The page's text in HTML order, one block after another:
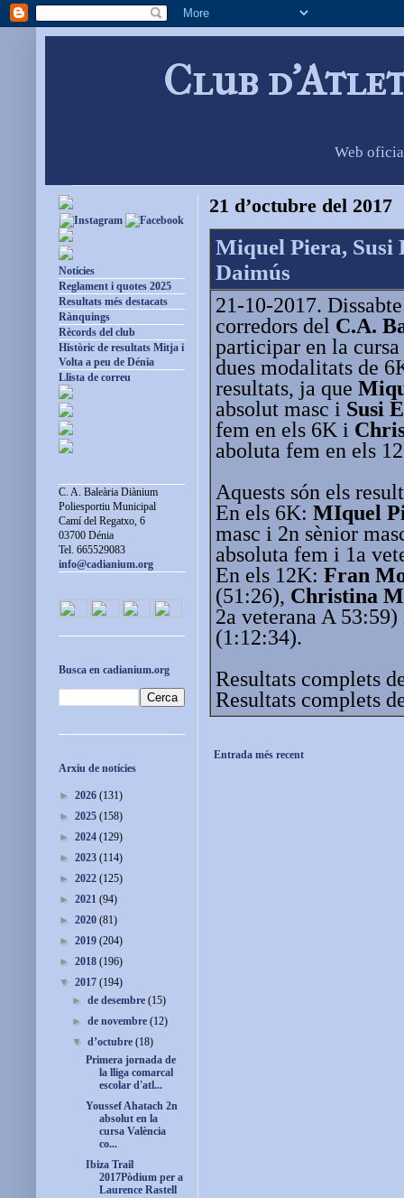
Club
Web
21 d’octubre del 2017
Miquel Piera, Susi
Daimús
21-10-2017.
corredors del C.A.
participar en la
dues modalitats de
resultats, ja que
absolut masc i Susi
fem en els 6K i
aboluta fem en els
Aquests són els
En els 6K: MIquel
masc i 2n sènior
absoluta fem i 1a
En els 12K: Fran
(51:26), Christina
2a veterana A
(1:12:34).
Resultats complets
Resultats complets
Entrada més recent
Notícies
Reglament i quotes 2025
Resultats més destacats
Rànquings
Rècords del club
Històric de resultats Mitja i
Volta a peu de Dénia
Llista de correu
C. A. Baleària Diànium
Poliesportiu Municipal
Camí del Regatxo, 6
03700 Dénia
Tel. 665529083
info@cadianium.org
Busca en cadianium.org
Arxiu de notícies
► 2026 (131)
► 2025 (158)
► 2024 (129)
► 2023 (114)
► 2022 (125)
► 2021 (94)
► 2020 (81)
► 2019 (204)
► 2018 (196)
▼ 2017 (194)
►de desembre(15)
►de novembre(12)
▼d’octubre(18)
Primera jornada de
la lliga comarcal
escolar d'atl...
Youssef Ahatach 2n
absolut en la
cursa València
co...
Ibiza Trail
2017Pòdium per a
Laurence Rastell